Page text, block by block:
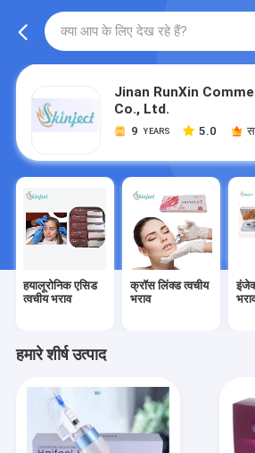
Jinan RunXin
Co., Ltd.
9 YEARS 5.0
हयालूरोनिक एसिड
त्वचीय भराव
क्रॉस लिंक्ड त्वचीय
भराव
हमारे शीर्ष उत्पाद